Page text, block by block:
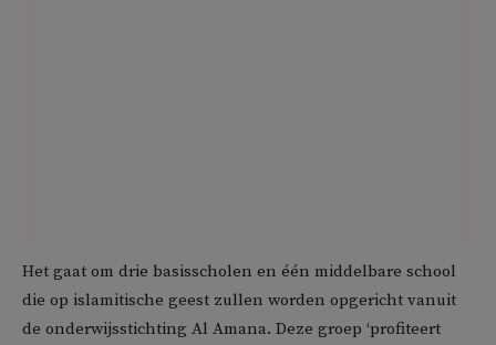
Het gaat om drie basisscholen en één middelbare school
die op islamitische geest zullen worden opgericht vanuit
de onderwijsstichting Al Amana. Deze groep ‘profiteert